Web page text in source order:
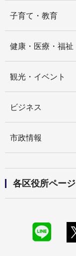
子育て・教育
健康・医療・福祉
観光・イベント
ビジネス
市政情報
各区役所ページ